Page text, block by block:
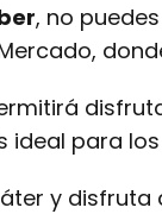
, no
ideal para
y disfruta